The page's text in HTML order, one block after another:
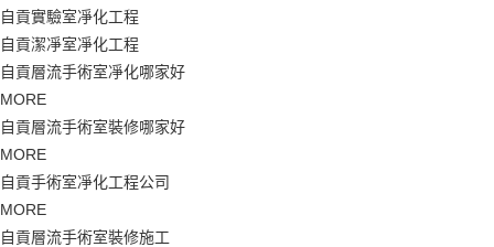
自貢實驗室凈化工程
自貢潔凈室凈化工程
自貢層流手術室凈化哪家好
MORE
自貢層流手術室裝修哪家好
MORE
自貢手術室凈化工程公司
MORE
自貢層流手術室裝修施工